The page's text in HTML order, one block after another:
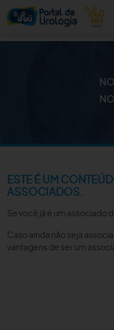
PUBLICAÇÕES
SBU NO CONSULTÓRIO
EDUCAÇÃO CONTINUADA
ESTE É UM
ASSOCIADOS.
Se você já é um associado
Caso ainda não seja
vantagens de ser um